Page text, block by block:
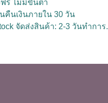
รี ไม่มีขั้นต่ำ
คืนเงินภายใน 30 วัน
จัดส่งสินค้า: 2-3 วันทำการ.